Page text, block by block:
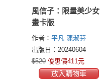
風信子：限量美少女
畫卡版
作者： 平凡 陳淑芬
出版日：20240604
$520 優惠價411元
放入購物車